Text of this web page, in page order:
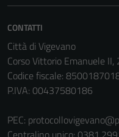
CONTATTI
Città di Vigevano
Corso Vittorio Emanuele
Codice fiscale:
P.IVA: 00437580186
PEC: